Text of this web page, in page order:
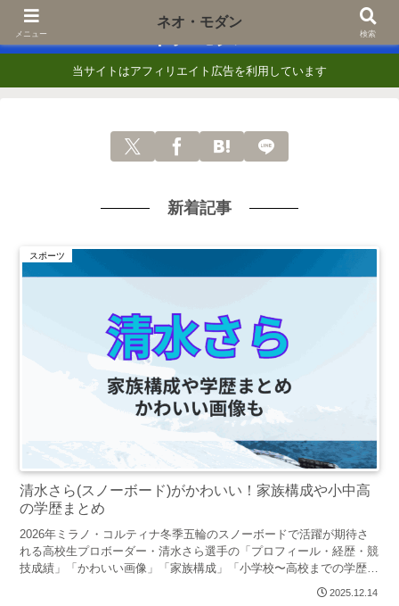
あなたの『知りたい』に一歩でも近づくために
当サイトはアフィリエイト広告を利用しています
新着記事
スポーツ
清水さら(スノーボード)がかわいい！家族構成や小中高
の学歴まとめ
2026年ミラノ・コルティナ冬季五輪のスノーボードで活躍が期待さ
れる高校生プロボーダー・清水さら選手の「プロフィール・経歴・競
技成績」「かわいい画像」「家族構成」「小学校〜高校までの学歴」
2025.12.14
メニュー
ネオ・モダン
検索